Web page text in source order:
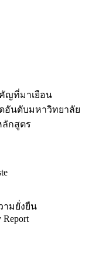
ญที่มาเยือน
อันดับมหาวิทยาลัย
ลักสูตร
ามยั่งยืน
Report